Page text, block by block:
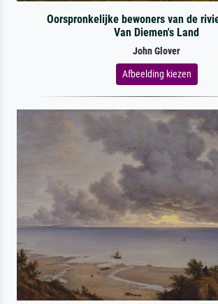
Oorspronkelijke bewoners van de
Van Diemen's Land
John Glover
Afbeelding kiezen